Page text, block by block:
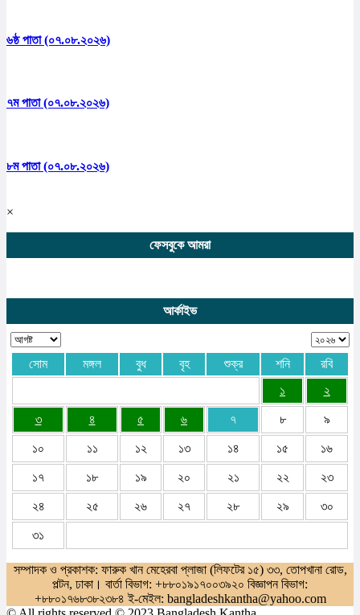
৬ষ্ঠ পাতা (০৭.০৮.২০২৬)
৭ম পাতা (০৭.০৮.২০২৬)
৮ম পাতা (০৭.০৮.২০২৬)
×
ফেসবুকে আমরা
আর্কাইভ
সোম মঙ্গল বুধ বৃহ শুক্র শনি
রবি
১
২
৩ ৪ ৫ ৬ ৭ ৮ ৯
১০ ১১ ১২ ১৩ ১৪ ১৫ ১৬
১৭ ১৮ ১৯ ২০ ২১ ২২ ২৩
২৪ ২৫ ২৬ ২৭ ২৮ ২৯ ৩০
৩১
সম্পাদক ও প্রকাশক: ফারুক খান মেহেরবা প্লাজা (লিফটের ১৫) ৩৩, তোপখানা রোড,
পল্টন, ঢাকা। বার্তা বিভাগ: +৮৮০১৯১৭০০৩৯২০ বিজ্ঞাপন বিভাগ:
+৮৮০১৭৬৮৩৮২৩৮৪ ই-মেইল: bangladeshkantha@yahoo.com